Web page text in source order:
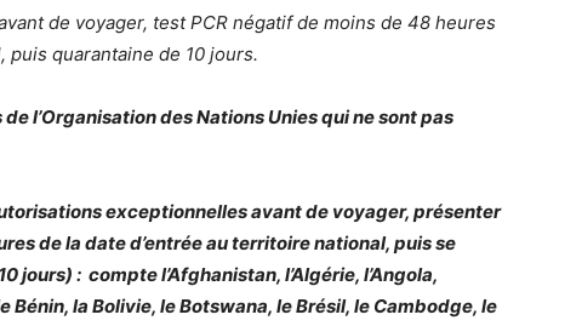
de voyager, test PCR négatif de moins de 48 heures
puis quarantaine de 10 jours.
l’Organisation des Nations Unies qui ne sont pas
exceptionnelles avant de voyager, présenter
de la date d’entrée au territoire national, puis se
jours) : compte l’Afghanistan, l’Algérie, l’Angola,
Bénin, la Bolivie, le Botswana, le Brésil, le Cambodge, le